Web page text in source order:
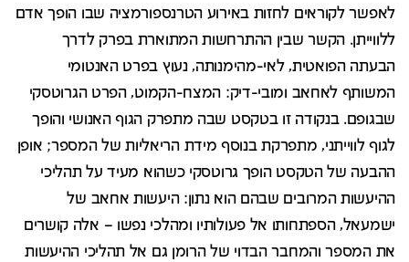
לאפשר לקוראים לחזות באירוע הטרנספורמציה שבו הופך אדם
ללווייתן. הקשר שבין ההתרחשות המתוארת בפרק לדרך
הבעתה הפואטית, לאי-מהימנותה, נעוץ בפרט האנטומי
המשותף לאחאב ומובי-דיק: המצח-הקמוט, הפרט הגרוטסקי
שבגופם. בנקודה זו בטקסט שבה מתפרק הגוף האנושי והופך
לגוף לווייתני, מתפרקת בנוסף מידת הריאליות של המספר; אופן
ההבעה של הטקסט הופך גרוטסקי כשהוא מעיד על תהליכי
ההיעשות המרובים שבהם הוא נתון: היעשות אחאב של
ישמעאל, הספתחותו אל פעולותיו ומהלכי נפשו – אלה קושרים
את המספר והמחבר הבדוי של הרומן גם אל תהליכי ההיעשות